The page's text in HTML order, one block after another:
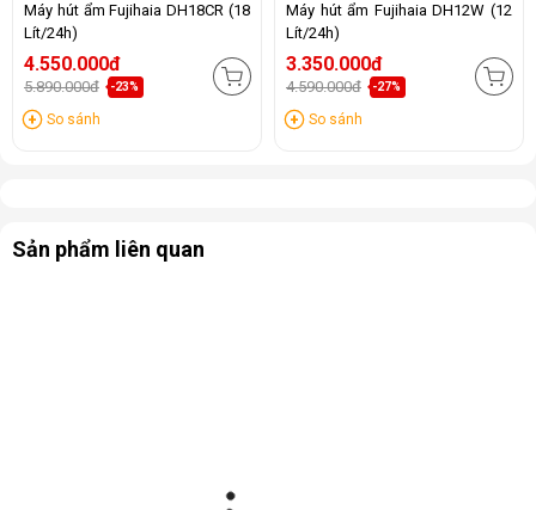
Máy hút ẩm Fujihaia DH18CR (18
Lít/24h)
4.550.000đ
5.890.000đ -23%
So sánh
Máy hút ẩm Fujihaia DH12W (12
Lít/24h)
3.350.000đ
4.590.000đ -27%
So sánh
Sản phẩm liên quan